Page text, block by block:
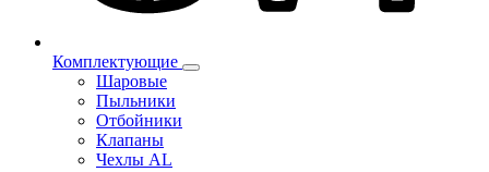
Комплектующие
Шаровые
Пыльники
Отбойники
Клапаны
Чехлы AL